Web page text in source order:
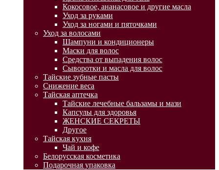
Кокосовое, ананасовое и другие масла
Уход за руками
Уход за ногами и пяточками
Уход за волосами
Шампуни и кондиционеры
Маски для волос
Средства от выпадения волос
Сыворотки и масла для волос
Тайские зубные пасты
Снижение веса
Тайская аптечка
Тайские лечебные бальзамы и мази
Капсулы для здоровья
ЖЕНСКИЕ СЕКРЕТЫ
Другое
Тайская кухня
Чай и кофе
Белорусская косметика
Подарочная упаковка